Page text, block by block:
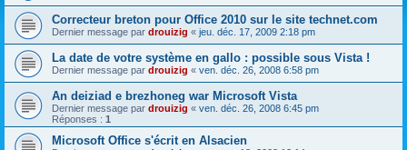
Correcteur breton pour Office 2010 sur le site technet.com
Dernier message par drouizig « jeu. déc. 17, 2009 2:18 pm
La date de votre système en gallo : possible sous Vista !
Dernier message par drouizig « ven. déc. 26, 2008 6:58 pm
An deiziad e brezhoneg war Microsoft Vista
Dernier message par drouizig « ven. déc. 26, 2008 6:45 pm
Réponses : 1
Microsoft Office s'écrit en Alsacien